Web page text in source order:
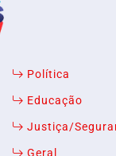
Política
Educação
Justiça/